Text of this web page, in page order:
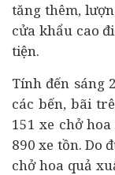
tăng thêm,
cửa khẩu cao
tiện.
Tính đến sáng
các bến, bãi
151 xe chở
890 xe tồn. Do
chở hoa quả